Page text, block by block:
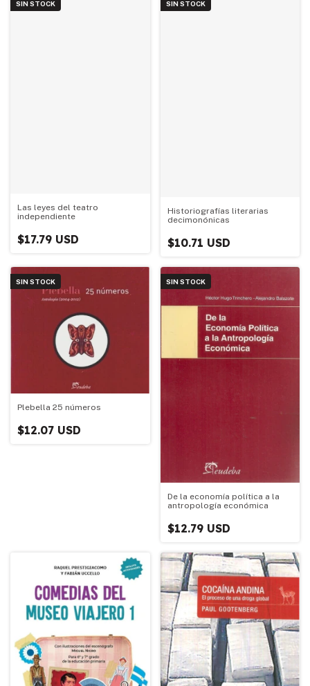
SIN STOCK
Las leyes del teatro
independiente
$17.79 USD
SIN STOCK
Historiografías literarias
decimonónicas
$10.71 USD
SIN STOCK
Plebella 25 números
$12.07 USD
SIN STOCK
De la economía política a la
antropología económica
$12.79 USD